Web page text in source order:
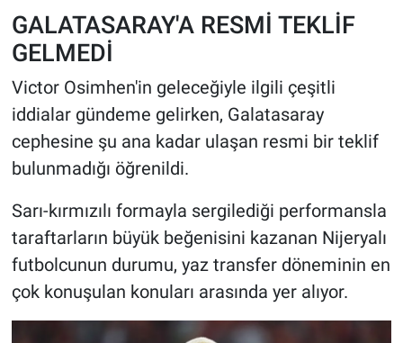
GALATASARAY'A RESMİ TEKLİF
GELMEDİ
Victor Osimhen'in geleceğiyle ilgili çeşitli
iddialar gündeme gelirken, Galatasaray
cephesine şu ana kadar ulaşan resmi bir teklif
bulunmadığı öğrenildi.
Sarı-kırmızılı formayla sergilediği performansla
taraftarların büyük beğenisini kazanan Nijeryalı
futbolcunun durumu, yaz transfer döneminin en
çok konuşulan konuları arasında yer alıyor.